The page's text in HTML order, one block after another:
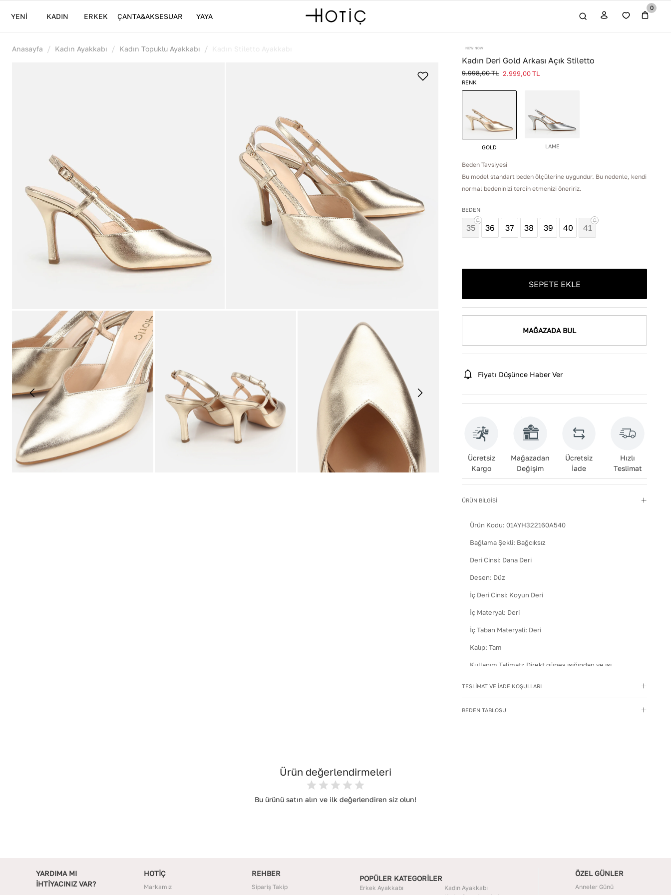
YENİ KADIN ERKEK ÇANTA&AKSESUAR YAYA
0
Anasayfa / Kadın Ayakkabı / Kadın Topuklu Ayakkabı / Kadın Stiletto Ayakkabı
Kadın Deri Gold Arkası Açık Stiletto
9.998,00TL 2.999,00 TL
RENK
GOLD LAME
Beden Tavsiyesi
Bu model standart beden ölçülerine uygundur. Bu nedenle, kendi
normal bedeninizi tercih etmenizi öneririz.
BEDEN
35 36 37 38 39 40 41
SEPETE EKLE
MAĞAZADA BUL
Fiyatı Düşünce Haber Ver
Ücretsiz
Kargo
Mağazadan
Değişim
Ücretsiz
İade
Hızlı
Teslimat
ÜRÜN BİLGİSİ
Ürün Kodu:01AYH322160A540
Bağlama Şekli: Bağcıksız
Deri Cinsi: Dana Deri
Desen: Düz
İç Deri Cinsi: Koyun Deri
İç Materyal: Deri
İç Taban Materyali: Deri
Kalıp:Tam
Kullanım Talimatı: Direkt güneş ışığından ve ısı
kaynaklarından uzak tutun.
Hakiki Deri
Menşei:Türkiye
TESLİMAT VE İADE KOŞULLARI
BEDEN TABLOSU
Ürün değerlendirmeleri
Bu ürünü satın alın ve ilk değerlendiren siz olun!
YARDIMA MI
İHTİYACINIZ VAR?
HOTİÇ
Markamız
REHBER
Sipariş Takip
POPÜLER KATEGORİLER
Erkek Ayakkabı
Kadın Ayakkabı
ÖZEL GÜNLER
Anneler Günü